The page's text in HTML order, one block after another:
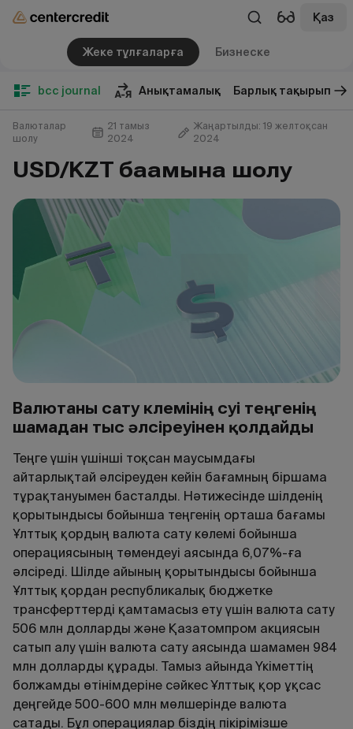
Қаз
Жеке тұлғаларға Бизнеске
bcc journal Анықтамалық Барлық тақырып
Валюталар
шолу
21 тамыз
2024
Жаңартылды: 19 желтоқсан
2024
USD/KZT бағамына шолу
Валютаны сату көлемінің өсуі теңгенің
шамадан тыс әлсіреуінен қолдайды
Теңге үшін үшінші тоқсан маусымдағы
айтарлықтай әлсіреуден кейін бағамның біршама
тұрақтануымен басталды. Нәтижесінде шілденің
қорытындысы бойынша теңгенің орташа бағамы
Ұлттық қордың валюта сату көлемі бойынша
операциясының төмендеуі аясында 6,07%-ға
әлсіреді. Шілде айының қорытындысы бойынша
Ұлттық қордан республикалық бюджетке
трансферттерді қамтамасыз ету үшін валюта сату
506 млн долларды және Қазатомпром акциясын
сатып алу үшін валюта сату аясында шамамен 984
млн долларды құрады. Тамыз айында Үкіметтің
болжамды өтінімдеріне сәйкес Ұлттық қор ұқсас
деңгейде 500-600 млн мөлшерінде валюта
сатады. Бұл операциялар біздің пікірімізше